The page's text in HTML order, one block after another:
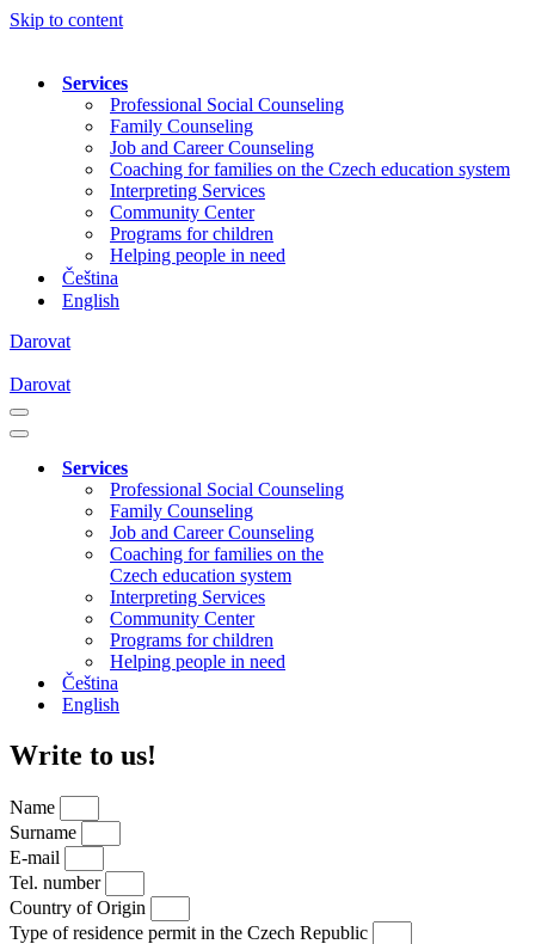
Skip to content
Services
Professional Social Counseling
Family Counseling
Job and Career Counseling
Coaching for families on the Czech education system
Interpreting Services
Community Center
Programs for children
Helping people in need
Čeština
English
Darovat
Darovat
Navigation
Menu
Navigation
Services
Professional Social Counseling
Family Counseling
Job and Career Counseling
Coaching for families on the
Czech education system
Interpreting Services
Community Center
Programs for children
Helping people in need
Čeština
English
Write to us!
Name
Surname
E-mail
Tel. number
Country of Origin
Type of residence permit in the Czech Republic